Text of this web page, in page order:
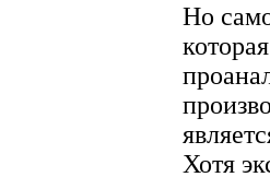
Но
Хотя